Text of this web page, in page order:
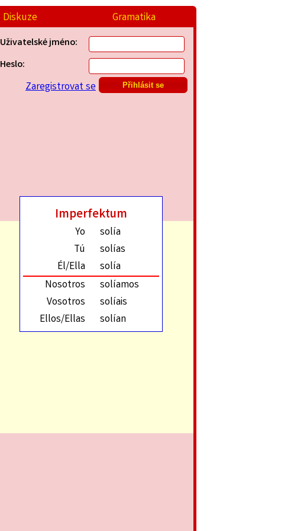
Diskuze Gramatika
Uživatelské jméno:
Heslo:
Zaregistrovat se
Imperfektum
Yo
solía
Tú
solías
Él/Ella
solía
Nosotros
solíamos
Vosotros
solíais
Ellos/Ellas
solían